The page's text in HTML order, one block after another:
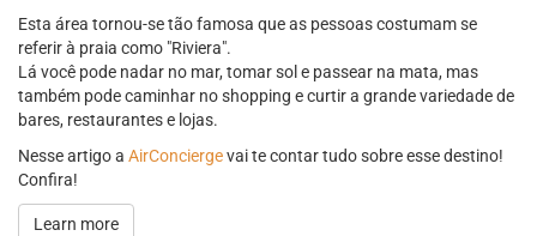
Esta área tornou-se tão famosa que as pessoas costumam se
referir à praia como "Riviera".
Lá você pode nadar no mar, tomar sol e passear na mata, mas
também pode caminhar no shopping e curtir a grande variedade de
bares, restaurantes e lojas.
Nesse artigo a AirConciergevai te contar tudo sobre esse destino!
Confira!
Learn more